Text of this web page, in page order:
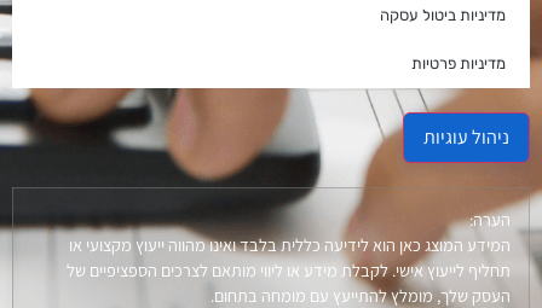
מדיניות ביטול עסקה
מדיניות פרטיות
ניהול עוגיות
הערה:
המידע המוצג כאן הוא לידיעה כללית בלבד ואינו מהווה ייעוץ מקצועי או
תחליף לייעוץ אישי. לקבלת מידע או ליווי מותאם לצרכים הספציפיים של
העסק שלך, מומלץ להתייעץ עם מומחה בתחום.